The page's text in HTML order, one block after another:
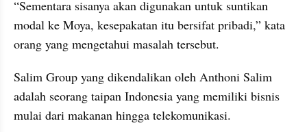
“Sementara sisanya akan digunakan untuk suntikan
modal ke Moya, kesepakatan itu bersifat pribadi,” kata
orang yang mengetahui masalah tersebut.
Salim Group yang dikendalikan oleh Anthoni Salim
adalah seorang taipan Indonesia yang memiliki bisnis
mulai dari makanan hingga telekomunikasi.